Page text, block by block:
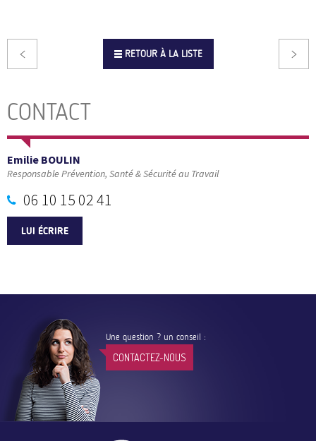
RETOUR À LA LISTE
CONTACT
Emilie BOULIN
Responsable Prévention, Santé & Sécurité au Travail
06 10 15 02 41
LUI ÉCRIRE
Une question ? un conseil :
CONTACTEZ-NOUS